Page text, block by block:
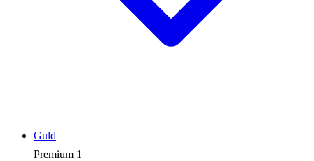
Premium 1
Guld